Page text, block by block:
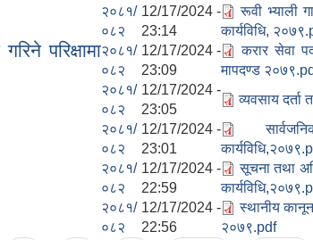
२०८१/
०८२
12/17/2024 -
23:14
रूवी भ्याली
कार्यविधि,
परिक्षामा२०८१/
०८२
12/17/2024 -
23:09
करार सेवा
मापदण्ड
२०८१/
०८२
12/17/2024 -
23:05
व्यवसाय दर्ता
२०८१/
०८२
12/17/2024 -
23:01
२०८१/
०८२
12/17/2024 -
22:59
सूचना तथा
२०८१/
०८२
12/17/2024 -
22:56
स्थानीय कानून
२०७९.pdf